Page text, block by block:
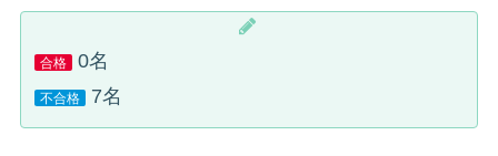
合格 0名
不合格 7名